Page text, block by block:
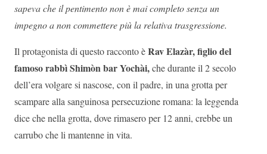
sapeva che il pentimento non è mai completo senza un
impegno a non commettere più la relativa trasgressione.
Il protagonista di questo racconto èRav Elazàr, figlio del
famoso rabbì Shimòn bar Yochài,che durante il 2 secolo
dell’era volgare si nascose, con il padre, in una grotta per
scampare alla sanguinosa persecuzione romana: la leggenda
dice che nella grotta, dove rimasero per 12 anni, crebbe un
carrubo che li mantenne in vita.